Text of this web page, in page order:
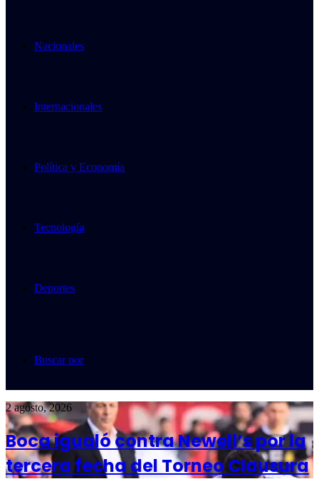
Nacionales
Internacionales
Política y Economía
Tecnología
Deportes
Buscar por
2 agosto, 2026
Boca igualó contra Newell’s por la
tercera fecha del Torneo Clausura